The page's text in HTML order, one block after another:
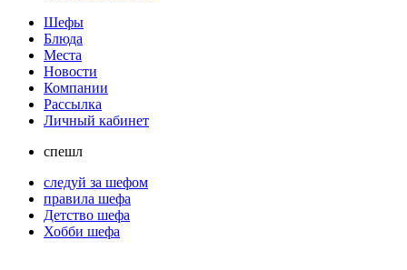
Шефы
Блюда
Места
Новости
Компании
Рассылка
Личный кабинет
спешл
следуй за шефом
правила шефа
Детство шефа
Хобби шефа